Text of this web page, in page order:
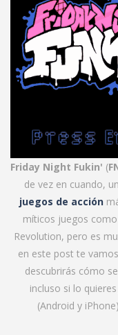
Friday Night Fukin' (
de vez en cuando,
juegos de acción
míticos juegos
Revolution, pero es
en este post te
descubrirás cómo
incluso si lo quieres
(Android y